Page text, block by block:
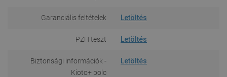
Garanciális feltételek Letöltés
PZH teszt Letöltés
Biztonsági információk -
Kioto+ polc
Letöltés